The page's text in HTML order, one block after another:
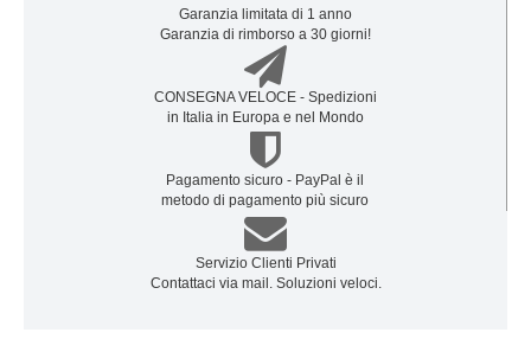
Garanzia limitata di 1 anno
Garanzia di rimborso a 30 giorni!
CONSEGNA VELOCE - Spedizioni
in Italia in Europa e nel Mondo
Pagamento sicuro - PayPal è il
metodo di pagamento più sicuro
Servizio Clienti Privati
Contattaci via mail. Soluzioni veloci.